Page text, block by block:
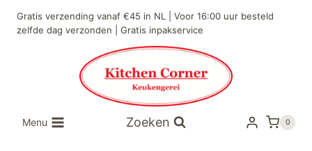
naar
Gratis verzending vanaf €45 in NL | Voor 16:00 uur besteld
zelfde dag verzonden | Gratis inpakservice
Menu Zoeken 0